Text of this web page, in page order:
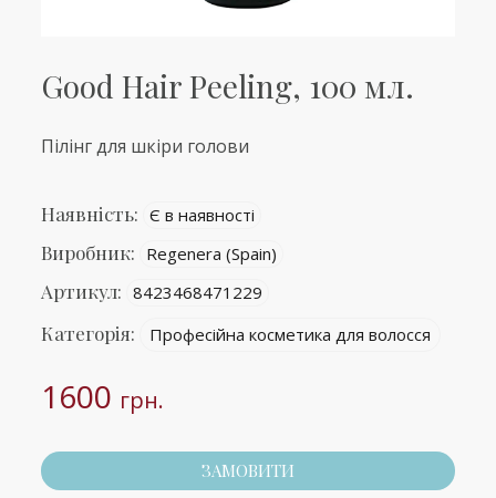
Good Hair Peeling, 100 мл.
Пілінг для шкіри голови
Наявність: Є в наявності
Виробник: Regenera (Spain)
Артикул: 8423468471229
Категорія: Професійна косметика для волосся
1600 грн.
ЗАМОВИТИ